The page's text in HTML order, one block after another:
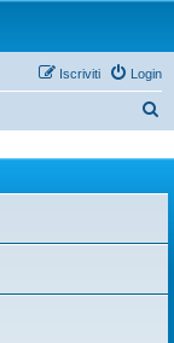
Login
Iscriviti
c